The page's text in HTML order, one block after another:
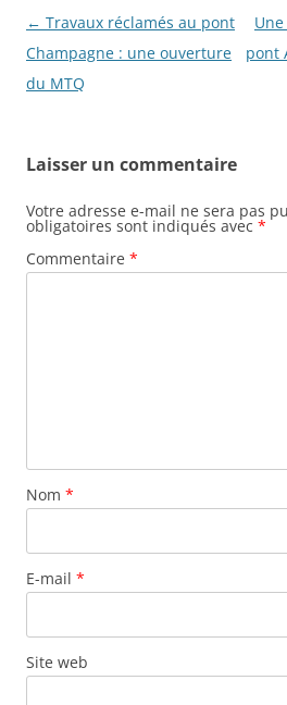
N
a
v
a
t
i
o
i
l
e
s
← Travaux réclamés au pont
Champagne : une ouverture
du MTQ
pont
Laisser un commentaire
Votre adresse e-mail ne sera pas
obligatoires sont indiqués avec *
Commentaire *
Nom *
E-mail *
Site web